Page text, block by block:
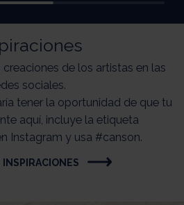
creaciones de los artistas en las
sociales.
tener la oportunidad de que tu
aquí, incluye la etiqueta
Instagram y usa #canson.
INSPIRACIONES